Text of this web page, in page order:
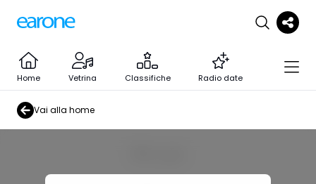
Home Vetrina Classifiche Radio date
Vai alla home